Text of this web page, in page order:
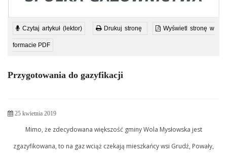
Czytaj artykuł (lektor) Drukuj stronę Wyświetl stronę w
formacie PDF
Przygotowania do gazyfikacji
25 kwietnia 2019
Mimo, że zdecydowana większość gminy Wola Mysłowska jest
zgazyfikowana, to na gaz wciąż czekają mieszkańcy wsi Grudź, Powały,